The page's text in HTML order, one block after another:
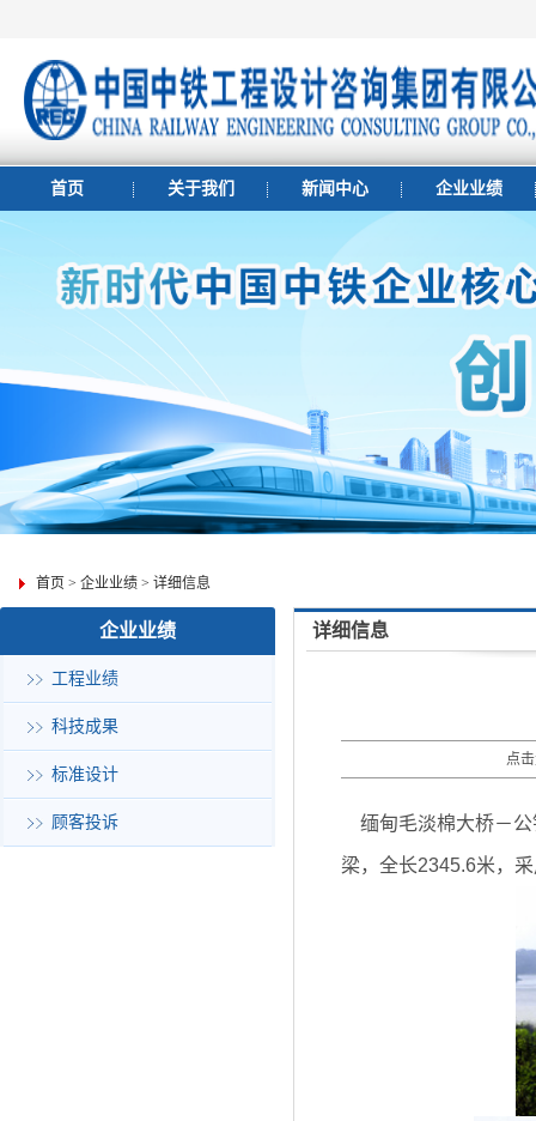
首页 关于我们 新闻中心 企业业绩
首页 > 企业业绩 > 详细信息
企业业绩
工程业绩
科技成果
标准设计
顾客投诉
详细信息
点
缅甸毛淡棉大桥－公
梁，全长2345.6米，